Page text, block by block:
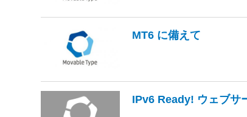
MT6 に備えて
IPv6 Ready! ウェブサ